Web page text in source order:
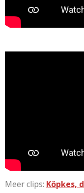
Meer clips: Köpkes,